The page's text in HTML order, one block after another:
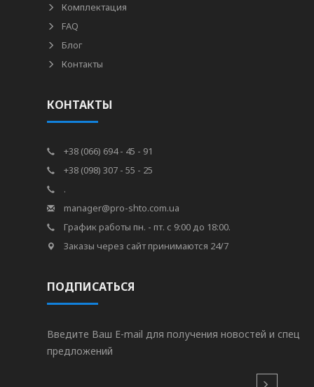
Комплектация
FAQ
Блог
Контакты
КОНТАКТЫ
+38 (066) 694 - 45 - 91
+38 (098) 307 - 55 - 25
.
manager@pro-shto.com.ua
График работы пн. - пт. с 9:00 до 18:00.
Заказы через сайт принимаются 24/7
ПОДПИСАТЬСЯ
Введите Ваш E-mail для получения новостей и спец
предложений